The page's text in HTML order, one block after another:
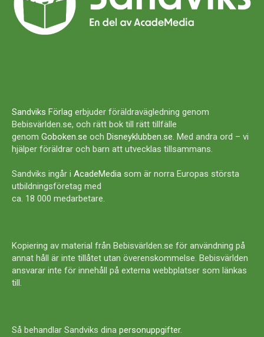
Sandviks Förlag erbjuder föräldravägledning genom
Bebisvärlden.se, och rätt bok till rätt tillfälle
genom Goboken.se och Disneyklubben.se. Med andra ord – vi
hjälper föräldrar och barn att utvecklas tillsammans.
Sandviks ingår i AcadeMedia som är norra Europas största
utbildningsföretag med
ca. 18 000 medarbetare.
Kopiering av material från Bebisvärlden.se för användning på
annat håll är inte tillåtet utan överenskommelse. Bebisvärlden
ansvarar inte för innehåll på externa webbplatser som länkas
till.
Så behandlar Sandviks dina personuppgifter.